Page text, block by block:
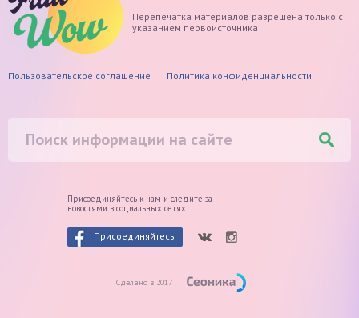
Перепечатка материалов разрешена только с
указанием первоисточника
Пользовательское соглашение Политика конфиденциальности
Присоединяйтесь к нам и следите за
новостями в социальных сетях
Присоединяйтесь
Сделано в 2017